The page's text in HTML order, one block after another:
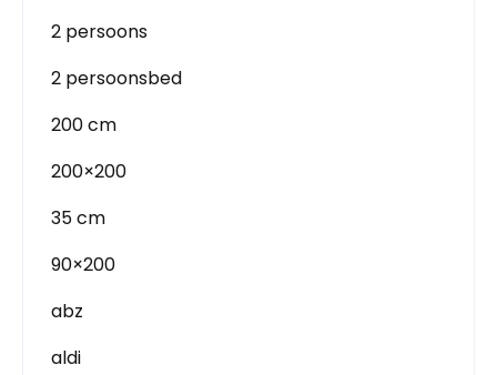
2 persoons
2 persoonsbed
200 cm
200×200
35 cm
90×200
abz
aldi